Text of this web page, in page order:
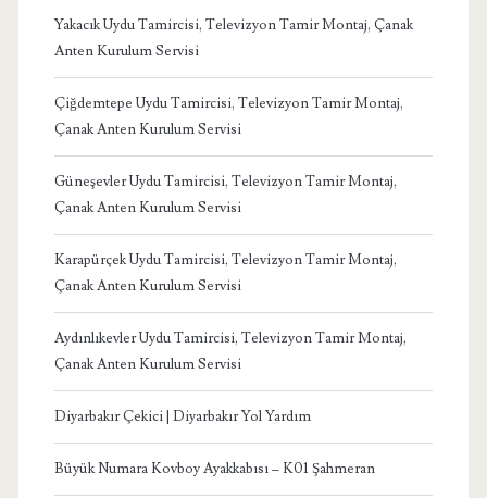
Yakacık Uydu Tamircisi, Televizyon Tamir Montaj, Çanak
Anten Kurulum Servisi
Çiğdemtepe Uydu Tamircisi, Televizyon Tamir Montaj,
Çanak Anten Kurulum Servisi
Güneşevler Uydu Tamircisi, Televizyon Tamir Montaj,
Çanak Anten Kurulum Servisi
Karapürçek Uydu Tamircisi, Televizyon Tamir Montaj,
Çanak Anten Kurulum Servisi
Aydınlıkevler Uydu Tamircisi, Televizyon Tamir Montaj,
Çanak Anten Kurulum Servisi
Diyarbakır Çekici | Diyarbakır Yol Yardım
Büyük Numara Kovboy Ayakkabısı – K01 Şahmeran